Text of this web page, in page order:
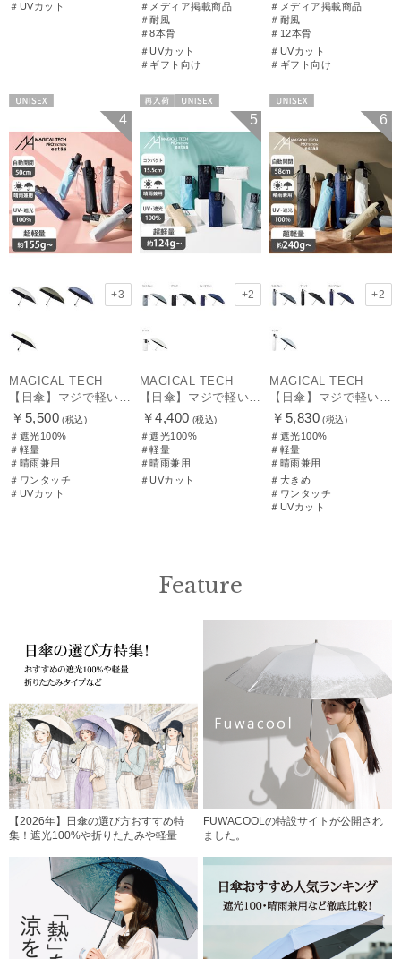
＃UVカット
＃メディア掲載商品
＃耐風
＃8本骨
＃UVカット
＃ギフト向け
＃メディア掲載商品
＃耐風
＃12本骨
＃UVカット
＃ギフト向け
4
+3
MAGICAL TECH
【日傘】マジで軽い傘 マジカルテックプロテクション(MAGICAL TECH PROTECTION) 50cm 晴雨兼用傘自動開閉折りたたみ日傘 一級遮光100% UV 軽量 機能性 人気
￥5,500 (税込)
＃遮光100%
＃軽量
＃晴雨兼用
＃ワンタッチ
＃UVカット
5
+2
MAGICAL TECH
【日傘】マジで軽い傘 マジカルテックプロテクション(MAGICAL TECH PROTECTION)5flat 晴雨兼用傘折りたたみ日傘 一級遮光100% UV 軽量 コンパクト持ち運びに便利 人気
￥4,400 (税込)
＃遮光100%
＃軽量
＃晴雨兼用
＃UVカット
6
+2
MAGICAL TECH
【日傘】マジで軽い傘 マジカルテックプロテクション(MAGICAL TECH PROTECTION) 58cm 晴雨兼用傘自動開閉折りたたみ日傘 一級遮光100% UV 軽量 機能性 大きめ 人気
￥5,830 (税込)
＃遮光100%
＃軽量
＃晴雨兼用
＃大きめ
＃ワンタッチ
＃UVカット
Feature
【2026年】日傘の選び方おすすめ特
集！遮光100%や折りたたみや軽量
FUWACOOLの特設サイトが公開され
ました。